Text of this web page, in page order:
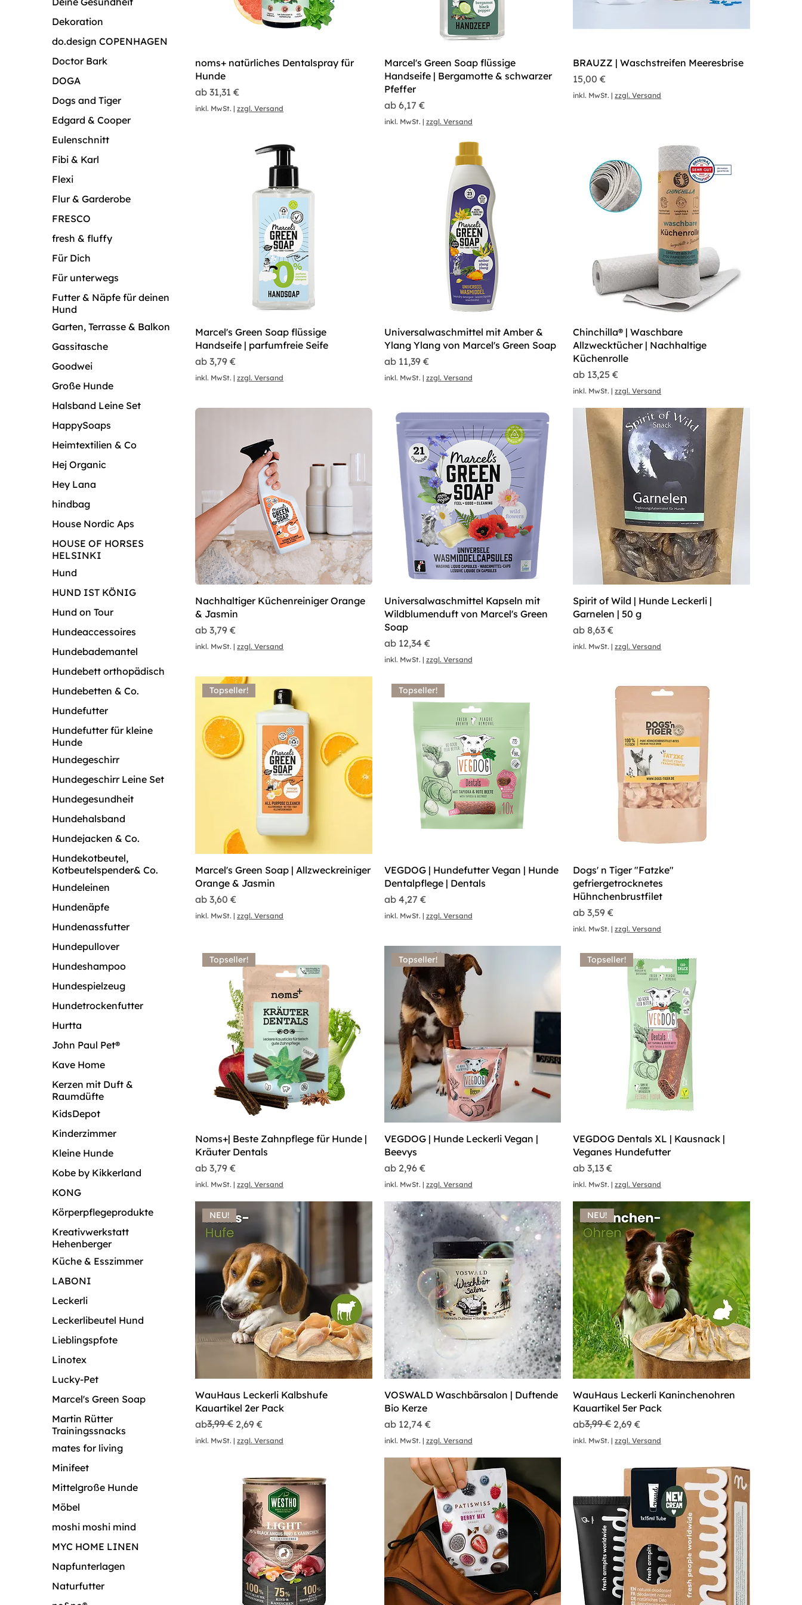
Dekoration
do.design COPENHAGEN
Doctor Bark
DOGA
Dogs and Tiger
Edgard & Cooper
Eulenschnitt
Fibi & Karl
Flexi
Flur & Garderobe
FRESCO
fresh & fluffy
Für Dich
Für unterwegs
Futter & Näpfe für deinen
Hund
Garten, Terrasse & Balkon
Gassitasche
Goodwei
Große Hunde
Halsband Leine Set
HappySoaps
Heimtextilien & Co
Hej Organic
Hey Lana
hindbag
House Nordic Aps
HOUSE OF HORSES
HELSINKI
Hund
HUND IST KÖNIG
Hund on Tour
Hundeaccessoires
Hundebademantel
Hundebett orthopädisch
Hundebetten & Co.
Hundefutter
Hundefutter für kleine
Hunde
Hundegeschirr
Hundegeschirr Leine Set
Hundegesundheit
Hundehalsband
Hundejacken & Co.
Hundekotbeutel,
Kotbeutelspender& Co.
Hundeleinen
Hundenäpfe
Hundenassfutter
Hundepullover
Hundeshampoo
Hundespielzeug
Hundetrockenfutter
Hurtta
John Paul Pet®
Kave Home
Kerzen mit Duft &
Raumdüfte
KidsDepot
Kinderzimmer
Kleine Hunde
Kobe by Kikkerland
KONG
Körperpflegeprodukte
Kreativwerkstatt
Hehenberger
Küche & Esszimmer
LABONI
Leckerli
Leckerlibeutel Hund
Lieblingspfote
Linotex
Lucky-Pet
Marcel's Green Soap
Martin Rütter
Trainingssnacks
mates for living
Minifeet
Mittelgroße Hunde
Möbel
moshi moshi mind
MYC HOME LINEN
Napfunterlagen
Naturfutter
noms+ natürliches Dentalspray für
Hunde
ab31,31 €
Sale-Preis
inkl. MwSt. |zzgl. Versand
Marcel's Green Soap flüssige
Handseife | Bergamotte & schwarzer
Pfeffer
ab 6,17 €
Sale-Preis
inkl. MwSt. | zzgl. Versand
BRAUZZ | Waschstreifen Meeresbrise
Preis
15,00 €
inkl. MwSt. |zzgl. Versand
Marcel's Green Soap flüssige
Handseife | parfumfreie Seife
ab3,79 €
Sale-Preis
inkl. MwSt. |zzgl. Versand
Universalwaschmittel mit Amber &
Ylang Ylang von Marcel's Green Soap
ab 11,39 €
Sale-Preis
inkl. MwSt. | zzgl. Versand
Chinchilla® | Waschbare
Allzwecktücher | Nachhaltige
Küchenrolle
ab 13,25 €
Sale-Preis
inkl. MwSt. |zzgl. Versand
Nachhaltiger Küchenreiniger Orange
& Jasmin
ab3,79 €
Sale-Preis
inkl. MwSt. |zzgl. Versand
Universalwaschmittel Kapseln mit
Wildblumenduft von Marcel's Green
Soap
ab 12,34 €
Sale-Preis
inkl. MwSt. | zzgl. Versand
Spirit of Wild | Hunde Leckerli |
Garnelen | 50 g
ab 8,63 €
Sale-Preis
inkl. MwSt. |zzgl. Versand
Topseller!
Marcel's Green Soap | Allzweckreiniger
Orange & Jasmin
ab3,60 €
Sale-Preis
inkl. MwSt. |zzgl. Versand
Topseller!
VEGDOG | Hundefutter Vegan | Hunde
Dentalpflege | Dentals
ab 4,27 €
Sale-Preis
inkl. MwSt. | zzgl. Versand
Dogs' n Tiger "Fatzke"
gefriergetrocknetes
Hühnchenbrustfilet
ab3,59 €
Sale-Preis
inkl. MwSt. |zzgl. Versand
Topseller!
Noms+| Beste Zahnpflege für Hunde |
Kräuter Dentals
ab3,79 €
Sale-Preis
inkl. MwSt. |zzgl. Versand
Topseller!
VEGDOG | Hunde Leckerli Vegan |
Beevys
ab 2,96 €
Sale-Preis
inkl. MwSt. | zzgl. Versand
Topseller!
VEGDOG Dentals XL | Kausnack |
Veganes Hundefutter
ab3,13 €
Sale-Preis
inkl. MwSt. |zzgl. Versand
NEU!
WauHaus Leckerli Kalbshufe
Kauartikel 2er Pack
ab
Standardpreis
3,99 € 2,69 €
Sale-Preis
inkl. MwSt. |zzgl. Versand
VOSWALD Waschbärsalon | Duftende
Bio Kerze
ab 12,74 €
Sale-Preis
inkl. MwSt. | zzgl. Versand
NEU!
WauHaus Leckerli Kaninchenohren
Kauartikel 5er Pack
ab
Standardpreis
3,99 € 2,69 €
Sale-Preis
inkl. MwSt. |zzgl. Versand